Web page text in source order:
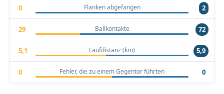
0 Flanken abgefangen 2
29 Ballkontakte 72
5,1 Laufdistanz (km) 5,9
0 Fehler, die zu einem Gegentor führten 0